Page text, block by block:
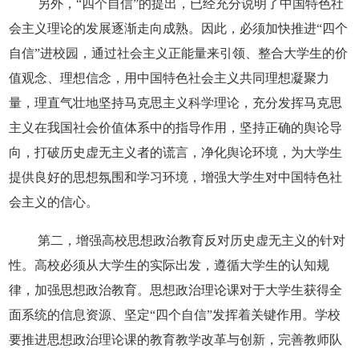
另外，“四个自信”的提出，已经充分说明了中国特色社
会主义理论的发展逐渐走向成熟。因此，必须加快推进“四个
自信”进校园，通过社会主义正能量来引领、整合大学生的价
值观念、理想信念，用中国特色社会主义共同理想凝聚力
量，理直气壮地坚持马克思主义科学理论，充分发挥马克思
主义在我国社会价值体系中的指导作用，坚持正确的舆论导
向，打破历史虚无主义者的谎言，净化舆论环境，为大学生
提供良好的思想氛围和学习环境，增强大学生对中国特色社
会主义的信心。
第二，增强高校思想政治教育反对历史虚无主义的针对
性。高校必须从大学生的实际出发，遵循大学生的认知规
律，加强思想政治教育。思想政治理论课对于大学生获得全
面系统的信息资源、坚定“四个自信”发挥着关键作用。学校
要推进思想政治理论课的教育教学改革与创新，完善教师队